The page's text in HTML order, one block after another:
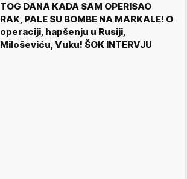
TOG DANA KADA SAM OPERISAO
RAK, PALE SU BOMBE NA MARKALE! O
operaciji, hapšenju u Rusiji,
Miloševiću, Vuku! ŠOK INTERVJU